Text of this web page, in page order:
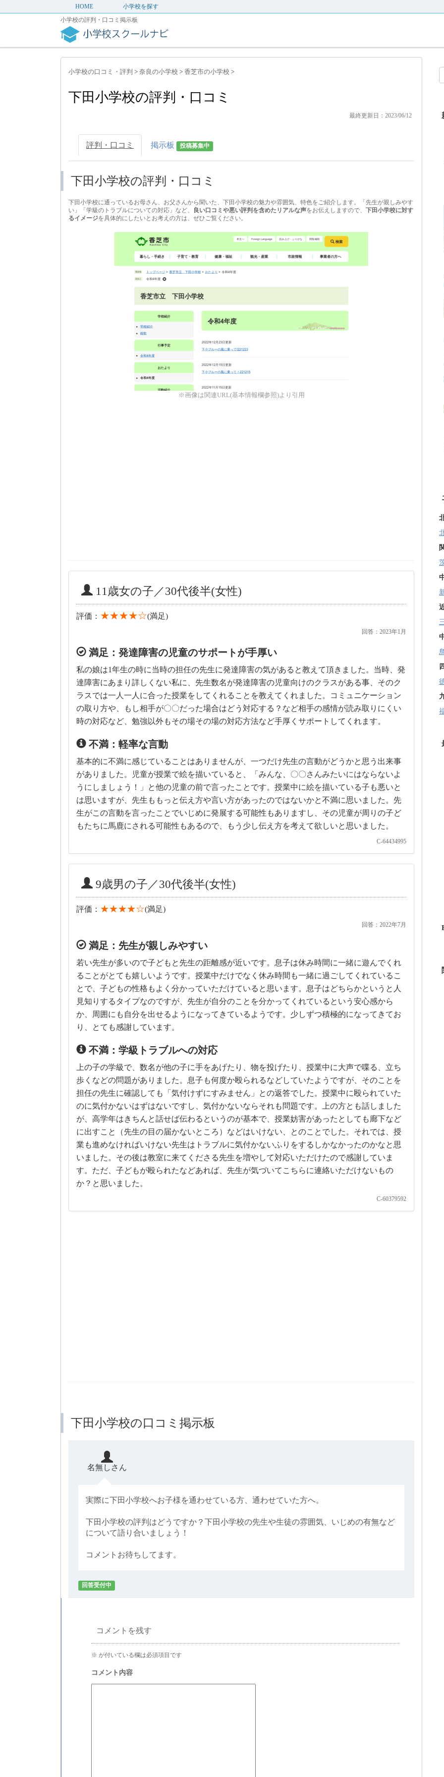
HOME
小学校を探す
小学校の評判・口コミ掲示板
小学校の口コミ・評判 > 奈良の小学校 > 香芝市の小学校 >
下田小学校の評判・口コミ
最終更新日：2023/06/12
評判・口コミ 掲示板 投稿募集中
下田小学校の評判・口コミ
下田小学校に通っているお母さん、お父さんから聞いた、下田小学校の魅力や雰囲気、特色をご紹介します。「先生が親しみやす
い」「学級のトラブルについての対応」など、
良い口コミや悪い評判を含めたリアルな声をお伝えしますので、 下田小学校に対す
るイメージを具体的にしたいとお考えの方は、ぜひご覧ください。
※画像は関連URL(基本情報欄参照)より引用
11歳女の子／30代後半(女性)
評価： ★★★★☆(満足)
回答：2023年1月
満足：発達障害の児童のサポートが手厚い
私の娘は1年生の時に当時の担任の先生に発達障害の気があると教えて頂きました。当時、発
達障害にあまり詳しくない私に、先生数名が発達障害の児童向けのクラスがある事、そのク
ラスでは一人一人に合った授業をしてくれることを教えてくれました。コミュニケーション
の取り方や、もし相手が〇〇だった場合はどう対応する？など相手の感情が読み取りにくい
時の対応など、勉強以外もその場その場の対応方法など手厚くサポートしてくれます。
不満：軽率な言動
基本的に不満に感じていることはありませんが、一つだけ先生の言動がどうかと思う出来事
がありました。児童が授業で絵を描いていると、「みんな、〇〇さんみたいにはならないよ
うにしましょう！」と他の児童の前で言ったことです。授業中に絵を描いている子も悪いと
は思いますが、先生ももっと伝え方や言い方があったのではないかと不満に思いました。先
生がこの言動を言ったことでいじめに発展する可能性もありますし、その児童が周りの子ど
もたちに馬鹿にされる可能性もあるので、もう少し伝え方を考えて欲しいと思いました。
C-64434995
9歳男の子／30代後半(女性)
評価： ★★★★☆(満足)
回答：2022年7月
満足：先生が親しみやすい
若い先生が多いので子どもと先生の距離感が近いです。息子は休み時間に一緒に遊んでくれ
ることがとても嬉しいようです。授業中だけでなく休み時間も一緒に過ごしてくれているこ
とで、子どもの性格もよく分かっていただけていると思います。息子はどちらかというと人
見知りするタイプなのですが、先生が自分のことを分かってくれているという安心感から
か、周囲にも自分を出せるようになってきているようです。少しずつ積極的になってきてお
り、とても感謝しています。
不満：学級トラブルへの対応
上の子の学級で、数名が他の子に手をあげたり、物を投げたり、授業中に大声で喋る、立ち
歩くなどの問題がありました。息子も何度か殴られるなどしていたようですが、そのことを
担任の先生に確認しても「気付けずにすみません」との返答でした。授業中に殴られていた
のに気付かないはずはないですし、気付かないならそれも問題です。上の方とも話しました
が、高学年はきちんと話せば伝わるというのが基本で、授業妨害があったとしても廊下など
に出すこと（先生の目の届かないところ）などはいけない、とのことでした。それでは、授
業も進めなければいけない先生はトラブルに気付かないふりをするしかなかったのかなと思
いました。その後は教室に来てくださる先生を増やして対応いただけたので感謝していま
す。ただ、子どもが殴られたなどあれば、先生が気づいてこちらに連絡いただけないもの
か？と思いました。
C-60379592
下田小学校の口コミ掲示板
名無しさん
実際に下田小学校へお子様を通わせている方、通わせていた方へ。
下田小学校の評判はどうですか？下田小学校の先生や生徒の雰囲気、いじめの有無など
について語り合いましょう！
コメントお待ちしてます。
回答受付中
コメントを残す
※ が付いている欄は必須項目です